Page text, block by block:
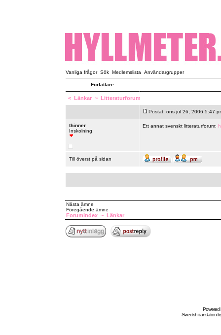
Vanliga frågor Sök Medlemslista Användargrupper
Författare
< Länkar~ Litteraturforum
Postat: ons jul 26, 2006 5:47
thinner
Inskolning
Ett annat svenskt litteraturforum:
Till överst på sidan
Nästa ämne
Föregående ämne
Forumindex~ Länkar
Powered
Swedishtranslation